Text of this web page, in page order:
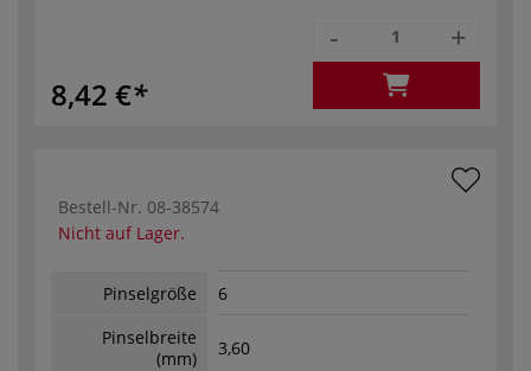
8,42 €
- +
Bestell-Nr. 08-38574
Nicht auf Lager.
Pinselgröße
6
Pinselbreite
(mm)
3,60